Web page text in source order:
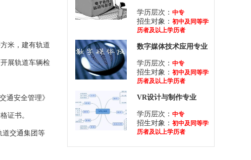
米，建有轨道
展轨道车辆检
通安全管理》
证书。
道交通集团等
学历层次： 中专
招生对象： 初中及同等学
历者及以上学历者
数字媒体技术应用专业
学历层次： 中专
招生对象： 初中及同等学
历者及以上学历者
VR设计与制作专业
学历层次： 中专
招生对象： 初中及同等学
历者及以上学历者